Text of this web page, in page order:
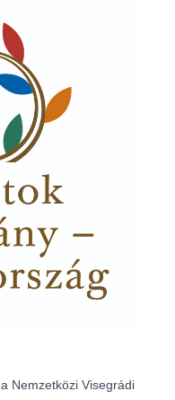
Nemzetközi Visegrádi